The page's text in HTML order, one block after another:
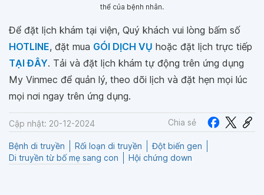
thể của bệnh nhân.
Để đặt lịch khám tại viện, Quý khách vui lòng bấm số
HOTLINE, đặt mua GÓI DỊCH VỤ hoặc đặt lịch trực tiếp
TẠI ĐÂY. Tải và đặt lịch khám tự động trên ứng dụng
My Vinmec để quản lý, theo dõi lịch và đặt hẹn mọi lúc
mọi nơi ngay trên ứng dụng.
Cập nhật: 20-12-2024 Chia sẻ
Bệnh di truyền Rối loạn di truyền
Đột biến gen
Di truyền từ bố mẹ sang con
Hội chứng down